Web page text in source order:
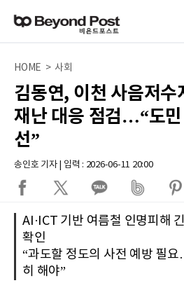
HOME > 사회
김동연, 이천 사음저수
재난 대응 점검…“도민
선”
송인호 기자 | 입력 : 2026-06-11 20:00
AI·ICT 기반 여름철 인명피해
확인
“과도할 정도의 사전 예방 필
히 해야”